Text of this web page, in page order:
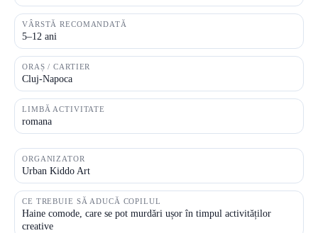
VÂRSTĂ RECOMANDATĂ
5–12 ani
ORAȘ / CARTIER
Cluj-Napoca
LIMBĂ ACTIVITATE
romana
ORGANIZATOR
Urban Kiddo Art
CE TREBUIE SĂ ADUCĂ COPILUL
Haine comode, care se pot murdări ușor în timpul activităților
creative